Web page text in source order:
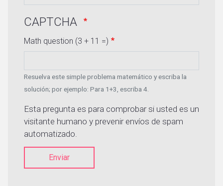
CAPTCHA
Math question (3 + 11 =)
Resuelva este simple problema matemático y escriba la
solución; por ejemplo: Para 1+3, escriba 4.
Esta pregunta es para comprobar si usted es un
visitante humano y prevenir envíos de spam
automatizado.
Enviar